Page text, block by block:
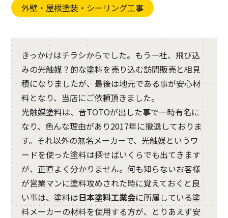
外壁・屋根塗装・シーリング工事
きっかけはチラシからでした。もう一社、飛び込
みの光触媒？的な塗料を売り込む訪問販売と相見
積になりましたが、最後は地元である事が安心材
料となり、当店にご依頼頂きました。
光触媒塗料は、昔TOTOが出した事で一時有名に
なり、色んな理由があり2017年に撤退しておりま
す。それ以外の無名メーカーで、光触媒というワ
ードを使った塗料は探せばいくらでも出てきます
が、正直よく分かりません。何も知らないお客様
が営業マンに塗料攻めされた時に覚えておくと良
い事は、塗料は日本塗料工業会に所属している塗
料メーカーの材料を使用する方が、とりあえず安